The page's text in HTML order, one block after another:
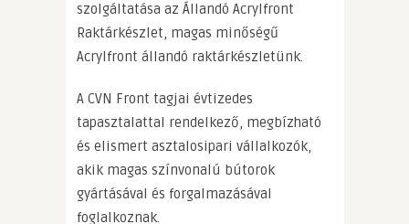
szolgáltatása az Állandó Acrylfront
Raktárkészlet, magas minőségű
Acrylfront állandó raktárkészletünk.
A CVN Front tagjai évtizedes
tapasztalattal rendelkező, megbízható
és elismert asztalosipari vállalkozók,
akik magas színvonalú bútorok
gyártásával és forgalmazásával
foglalkoznak.